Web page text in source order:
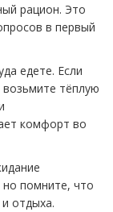
рацион. Это
в первый
едете. Если
возьмите тёплую
комфорт во
но помните, что
отдыха.